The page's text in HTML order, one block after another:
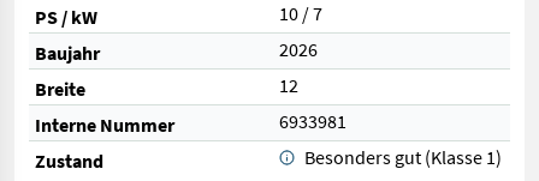
PS / kW
10 / 7
Baujahr
2026
Breite
12
Interne Nummer
6933981
Zustand
Besonders gut (Klasse 1)